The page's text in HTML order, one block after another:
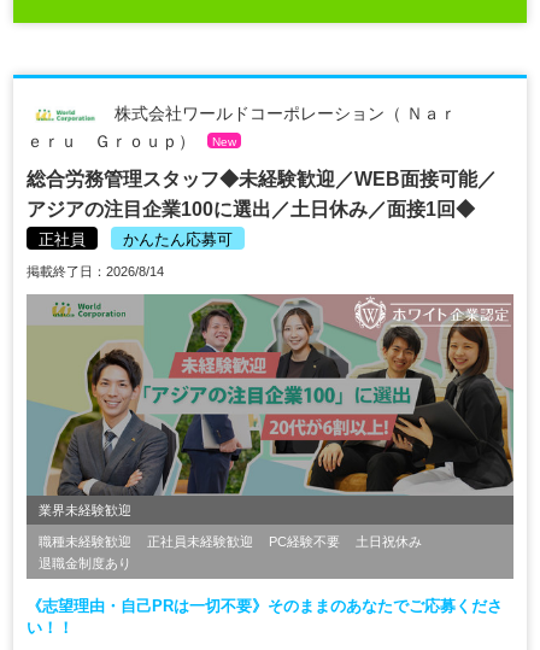
株式会社ワールドコーポレーション（ Ｎａｒ
ｅｒｕ Ｇｒｏｕｐ）
New
総合労務管理スタッフ◆未経験歓迎／WEB面接可能／
アジアの注目企業100に選出／土日休み／面接1回◆
正社員 かんたん応募可
掲載終了日：2026/8/14
業界未経験歓迎
職種未経験歓迎 正社員未経験歓迎 PC経験不要
土日祝休み
退職金制度あり
《志望理由・自己PRは一切不要》そのままのあなたでご応募くださ
い！！